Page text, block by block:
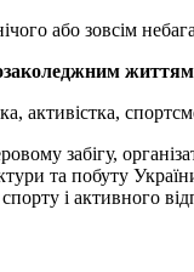
або зовсім
активістка,
забігу,
та побуту
і активного